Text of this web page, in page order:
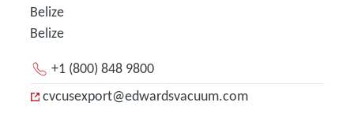
Belize
Belize
+1 (800) 848 9800
cvcusexport@edwardsvacuum.com